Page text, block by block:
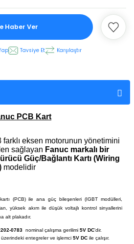
Haber Ver
Tavsiye Et Karşılaştır
PCB Kart
farklı eksen motorunun yönetimini
sağlayan Fanuc markalı bir
Güç/Bağlantı Kartı (Wiring
modelidir
(PCB) ile ana güç bileşenleri (IGBT modülleri,
yüksek akım ile düşük voltajlı kontrol sinyallerini
alt plakadır.
0783 nominal çalışma gerilimi 5V DC'dir.
üzerindeki entegreler ve işlemci 5V DC ile çalışır.